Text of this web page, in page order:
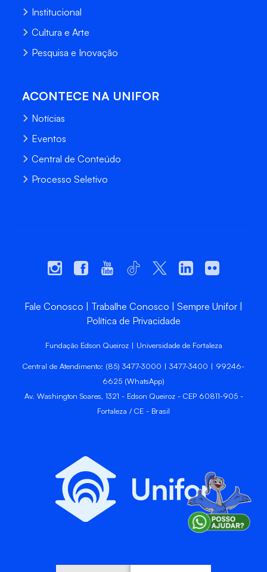
Institucional
Cultura e Arte
Pesquisa e Inovação
ACONTECE NA UNIFOR
Notícias
Eventos
Central de Conteúdo
Processo Seletivo
Fale Conosco Trabalhe Conosco
Sempre Unifor
Política de Privacidade
Fundação Edson Queiroz | Universidade de Fortaleza
Central de Atendimento: (85) 3477-3000 | 3477-3400 | 99246-
6625 (WhatsApp)
Av. Washington Soares, 1321 - Edson Queiroz - CEP 60811-905 -
Fortaleza / CE - Brasil